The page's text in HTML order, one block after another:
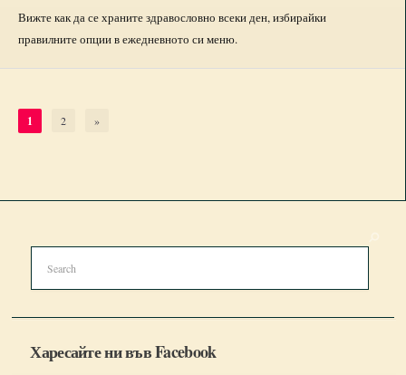
Вижте как да се храните здравословно всеки ден, избирайки
правилните опции в ежедневното си меню.
1 2 »
Харесайте ни във Facebook